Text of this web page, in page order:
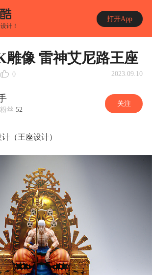
计！
打开App
雕像 雷神艾尼路王座
0 2023.09.10
粉丝 52
关注
（王座设计）